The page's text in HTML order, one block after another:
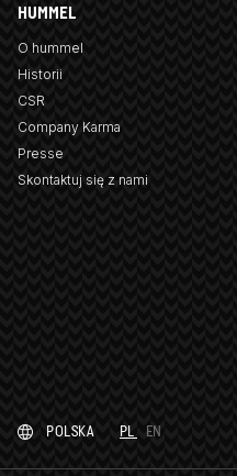
HUMMEL
O hummel
Historii
CSR
Company Karma
Presse
Skontaktuj się z nami
POLSKA PL EN